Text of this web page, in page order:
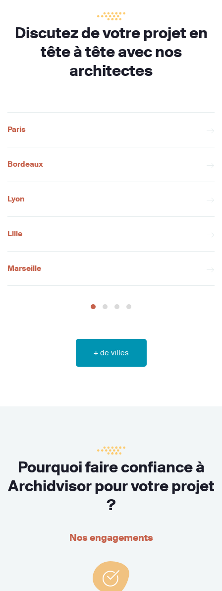
Discutez de votre projet en
tête à tête avec nos
architectes
Paris
Bordeaux
Lyon
Lille
Marseille
+ de villes
Pourquoi faire confiance à
Archidvisor pour votre projet
?
Nos engagements